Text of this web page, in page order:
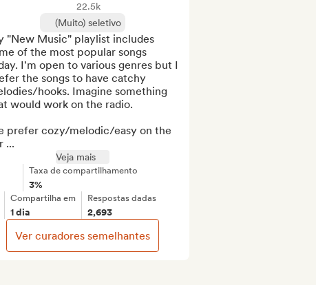
22.5k
(Muito) seletivo
"New Music" playlist includes
of the most popular songs
I'm open to various genres but I
the songs to have catchy
hooks. Imagine something
would work on the radio.
prefer cozy/melodic/easy on the
...
Veja mais
Taxa de compartilhamento
3%
Compartilha em
1 dia
Respostas dadas
2,693
Ver curadores semelhantes